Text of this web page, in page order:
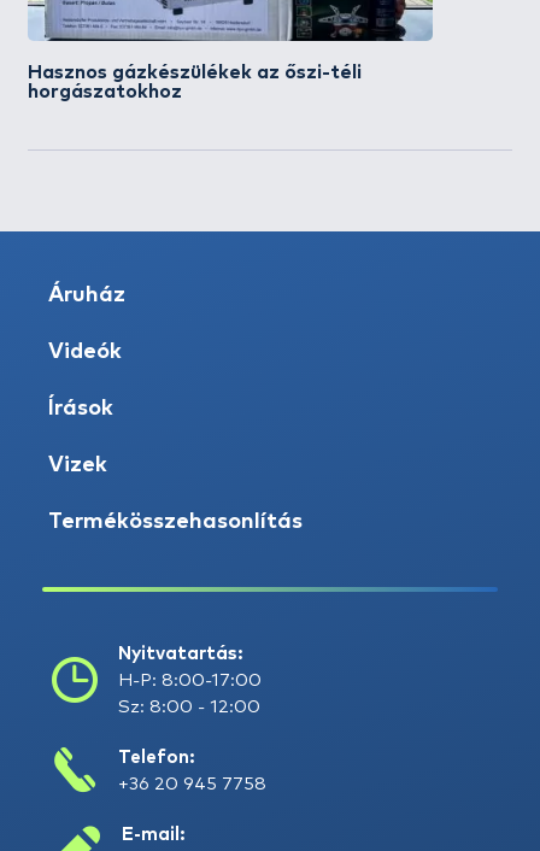
Hasznos gázkészülékek az őszi-téli
horgászatokhoz
Áruház
Videók
Írások
Vizek
Termékösszehasonlítás
Nyitvatartás:
H-P: 8:00-17:00
Sz: 8:00 - 12:00
Telefon:
+36 20 945 7758
E-mail: